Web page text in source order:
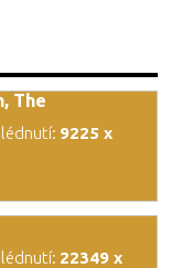
The
9225 x
22349 x